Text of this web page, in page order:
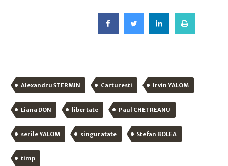
Alexandru STERMIN Carturesti Irvin YALOM
Liana DON libertate Paul CHETREANU
serile YALOM singuratate Stefan BOLEA
timp